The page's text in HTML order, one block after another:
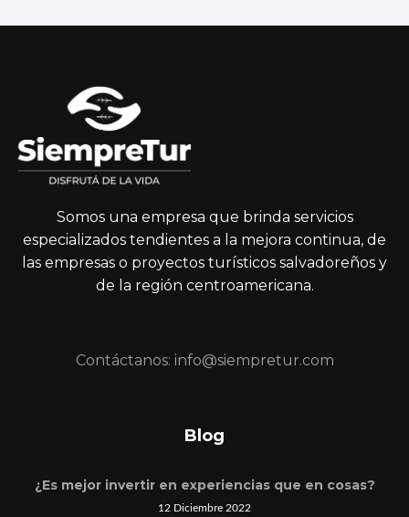
Somos una empresa que brinda servicios
especializados tendientes a la mejora continua, de
las empresas o proyectos turísticos salvadoreños y
de la región centroamericana.
Contáctanos: info@siempretur.com
Blog
¿Es mejor invertir en experiencias que en cosas?
12 Diciembre 2022